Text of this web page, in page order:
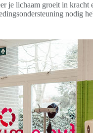
je lichaam groeit in
nodig